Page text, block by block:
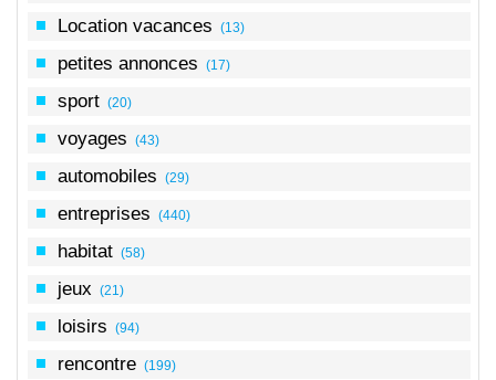
Location vacances (13)
petites annonces (17)
sport (20)
voyages (43)
automobiles (29)
entreprises (440)
habitat (58)
jeux (21)
loisirs (94)
rencontre (199)